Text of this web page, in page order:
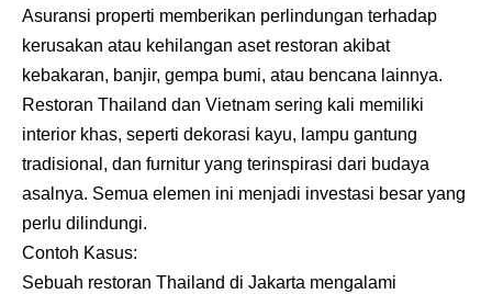
Asuransi properti memberikan perlindungan terhadap
kerusakan atau kehilangan aset restoran akibat
kebakaran, banjir, gempa bumi, atau bencana lainnya.
Restoran Thailand dan Vietnam sering kali memiliki
interior khas, seperti dekorasi kayu, lampu gantung
tradisional, dan furnitur yang terinspirasi dari budaya
asalnya. Semua elemen ini menjadi investasi besar yang
perlu dilindungi.
Contoh Kasus:
Sebuah restoran Thailand di Jakarta mengalami